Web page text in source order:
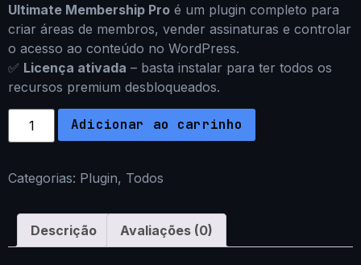
Ultimate Membership Pro é um plugin completo para
criar áreas de membros, vender assinaturas e controlar
o acesso ao conteúdo no WordPress.
✅ Licença ativada – basta instalar para ter todos os
recursos premium desbloqueados.
Adicionar ao carrinho
Categorias: Plugin, Todos
Descrição Avaliações (0)